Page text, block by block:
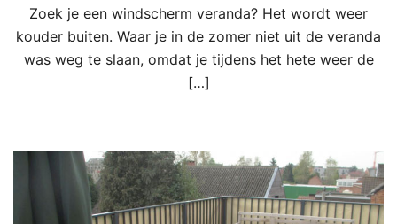
Zoek je een windscherm veranda? Het wordt weer
kouder buiten. Waar je in de zomer niet uit de veranda
was weg te slaan, omdat je tijdens het hete weer de
[…]